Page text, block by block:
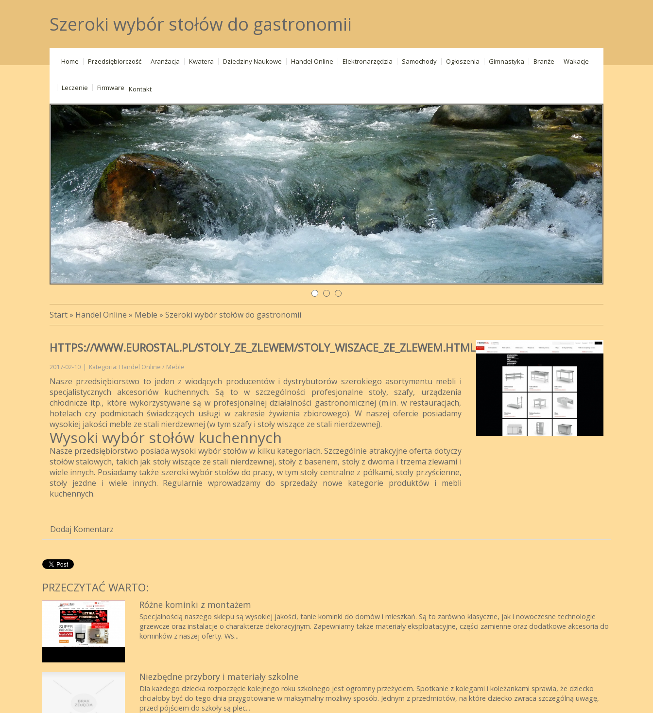
Szeroki wybór stołów do gastronomii
Home Przedsiębiorczość Aranżacja Kwatera Dziedziny Naukowe Handel Online Elektronarzędzia Samochody Ogłoszenia Gimnastyka Branże Wakacje
Leczenie Firmware Kontakt
Start» Handel Online » Meble » Szeroki wybór stołów do gastronomii
HTTPS://WWW.EUROSTAL.PL/STOLY_ZE_ZLEWEM/STOLY_WISZACE_ZE_ZLEWEM.HTML
2017-02-10 | Kategoria: Handel Online / Meble
Nasze przedsiębiorstwo to jeden z wiodących producentów i dystrybutorów szerokiego asortymentu mebli i
specjalistycznych akcesoriów kuchennych. Są to w szczególności profesjonalne stoły, szafy, urządzenia
chłodnicze itp., które wykorzystywane są w profesjonalnej działalności gastronomicznej (m.in. w restauracjach,
hotelach czy podmiotach świadczących usługi w zakresie żywienia zbiorowego). W naszej ofercie posiadamy
wysokiej jakości meble ze stali nierdzewnej (w tym szafy i stoły wiszące ze stali nierdzewnej).
Wysoki wybór stołów kuchennych
Nasze przedsiębiorstwo posiada wysoki wybór stołów w kilku kategoriach. Szczególnie atrakcyjne oferta dotyczy
stołów stalowych, takich jak stoły wiszące ze stali nierdzewnej, stoły z basenem, stoły z dwoma i trzema zlewami i
wiele innych. Posiadamy także szeroki wybór stołów do pracy, w tym stoły centralne z półkami, stoły przyścienne,
stoły jezdne i wiele innych. Regularnie wprowadzamy do sprzedaży nowe kategorie produktów i mebli
kuchennych.
Dodaj Komentarz
PRZECZYTAĆ WARTO:
Różne kominki z montażem
Specjalnością naszego sklepu są wysokiej jakości, tanie kominki do domów i mieszkań. Są to zarówno klasyczne, jak i nowoczesne technologie
grzewcze oraz instalacje o charakterze dekoracyjnym. Zapewniamy także materiały eksploatacyjne, części zamienne oraz dodatkowe akcesoria do
kominków z naszej oferty. Ws...
Niezbędne przybory i materiały szkolne
Dla każdego dziecka rozpoczęcie kolejnego roku szkolnego jest ogromny przeżyciem. Spotkanie z kolegami i koleżankami sprawia, że dziecko
chciałoby być do tego dnia przygotowane w maksymalny możliwy sposób. Jednym z przedmiotów, na które dziecko zwraca szczególną uwagę,
przed pójściem do szkoły są plec...